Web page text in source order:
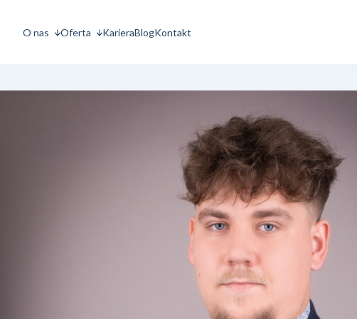
O nas Oferta KarieraBlogKontakt